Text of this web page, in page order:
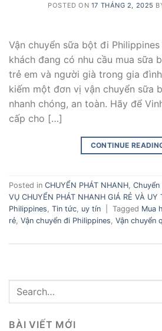
POSTED ON 17 THÁNG 2, 2025
Vận chuyển sữa bột đi
khách đang có nhu cầu mua sữa
trẻ em và người già trong gia
kiếm một đơn vị vận chuyển sữa
nhanh chóng, an toàn. Hãy để
cấp cho […]
CONTINUE
Posted in CHUYỂN PHÁT NHANH
VỤ CHUYỂN PHÁT NHANH GIÁ RẺ VÀ UY
Philippines Tin tức uy tín Tagged Mua
rẻ Vận chuyển đi Philippines Vận chuyển
BÀI VIẾT MỚI